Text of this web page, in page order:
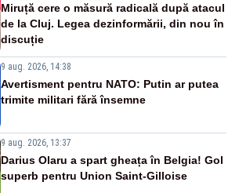
Miruță cere o măsură radicală după atacul
de la Cluj. Legea dezinformării, din nou în
discuție
9 aug. 2026, 14:38
Avertisment pentru NATO: Putin ar putea
trimite militari fără însemne
9 aug. 2026, 13:37
Darius Olaru a spart gheața în Belgia! Gol
superb pentru Union Saint-Gilloise